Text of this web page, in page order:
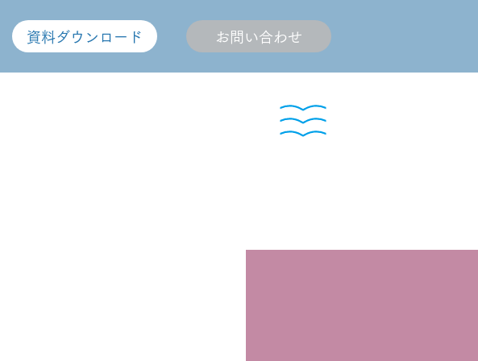
資料ダウンロード お問い合わせ